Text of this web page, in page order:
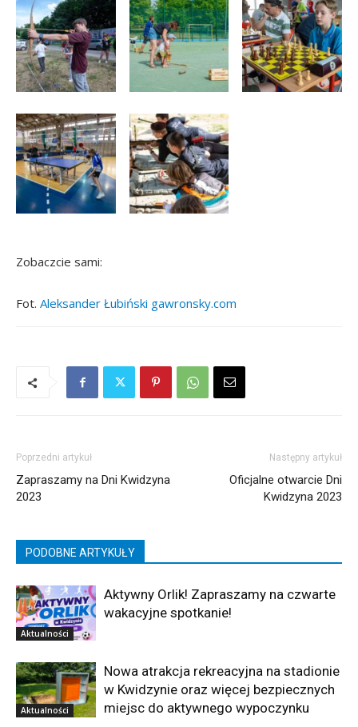
Zobaczcie sami:
Fot. Aleksander Łubiński gawronsky.com
Poprzedni artykuł
Zapraszamy na Dni Kwidzyna
2023
Następny artykuł
Oficjalne otwarcie Dni
Kwidzyna 2023
PODOBNE ARTYKUŁY
Aktualności
Aktywny Orlik! Zapraszamy na czwarte
wakacyjne spotkanie!
Aktualności
Nowa atrakcja rekreacyjna na stadionie
w Kwidzynie oraz więcej bezpiecznych
miejsc do aktywnego wypoczynku